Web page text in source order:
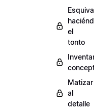
el
tonto
Matizar
al
detalle